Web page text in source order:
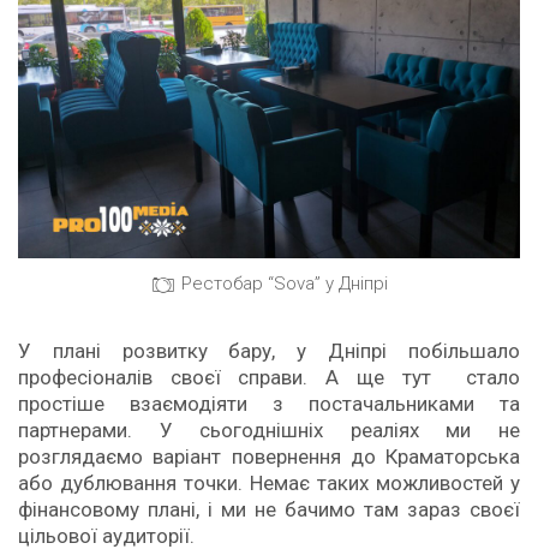
Рестобар “Sova” у Дніпрі
У плані розвитку бару, у Дніпрі побільшало
професіоналів своєї справи. А ще тут стало
простіше взаємодіяти з постачальниками та
партнерами. У сьогоднішніх реаліях ми не
розглядаємо варіант повернення до Краматорська
або дублювання точки. Немає таких можливостей у
фінансовому плані, і ми не бачимо там зараз своєї
цільової аудиторії.